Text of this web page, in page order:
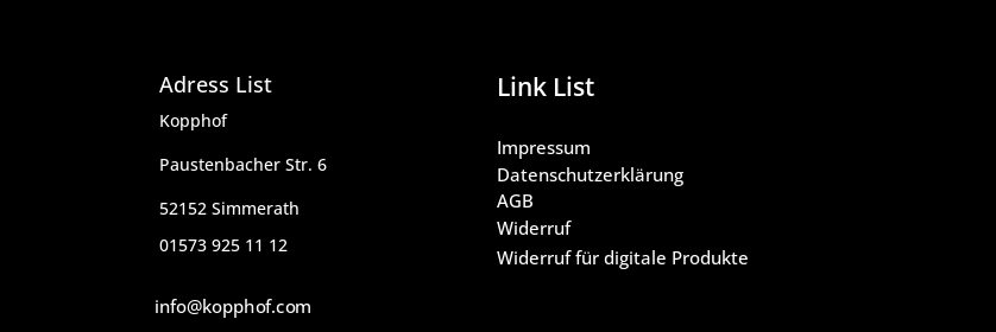
Adress List
Kopphof
Paustenbacher Str. 6
52152 Simmerath
01573 925 11 12
info@kopphof.com
Link List
Impressum
Datenschutzerklärung
AGB
Widerruf
Widerruf für digitale Produkte